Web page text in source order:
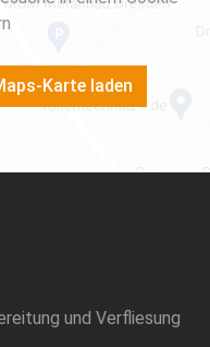
Karte laden
und Verfliesung